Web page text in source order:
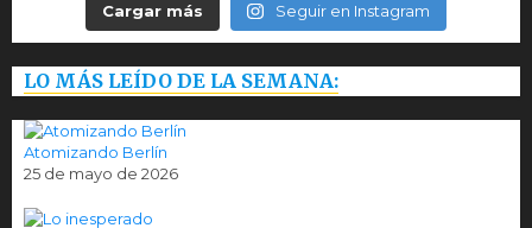
Cargar más Seguir en Instagram
LO MÁS LEÍDO DE LA SEMANA:
Atomizando Berlín
25 de mayo de 2026